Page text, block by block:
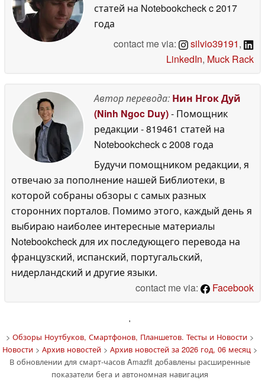
статей на Notebookcheckc 2017
года
contact me via:
silvio39191,
LinkedIn, Muck Rack
Автор перевода: Нин Нгок Дуй
(Ninh Ngoc Duy)- Помощник
редакции - 819461 статей на
Notebookcheckc 2008 года
Будучи помощником редакции, я
отвечаю за пополнение нашей Библиотеки, в
которой собраны обзоры с самых разных
сторонних порталов. Помимо этого, каждый день я
выбираю наиболее интересные материалы
Notebookcheck для их последующего перевода на
французский, испанский, португальский,
нидерландский и другие языки.
contact me via:
Facebook
'
> Обзоры Ноутбуков, Смартфонов, Планшетов. Тесты и Новости>
Новости> Архив новостей> Архив новостей за 2026 год, 06 месяц>
В обновлении для смарт-часов Amazfit добавлены расширенные
показатели бега и автономная навигация